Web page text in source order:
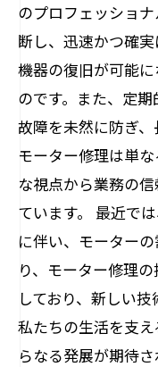
のプロフェッショ
断し、迅速かつ確実
機器の復旧が可能
のです。また、定期
故障を未然に防ぎ、
モーター修理は単
な視点から業務の
ています。 最近で
に伴い、モーター
り、モーター修理
しており、新しい
私たちの生活を支
らなる発展が期待